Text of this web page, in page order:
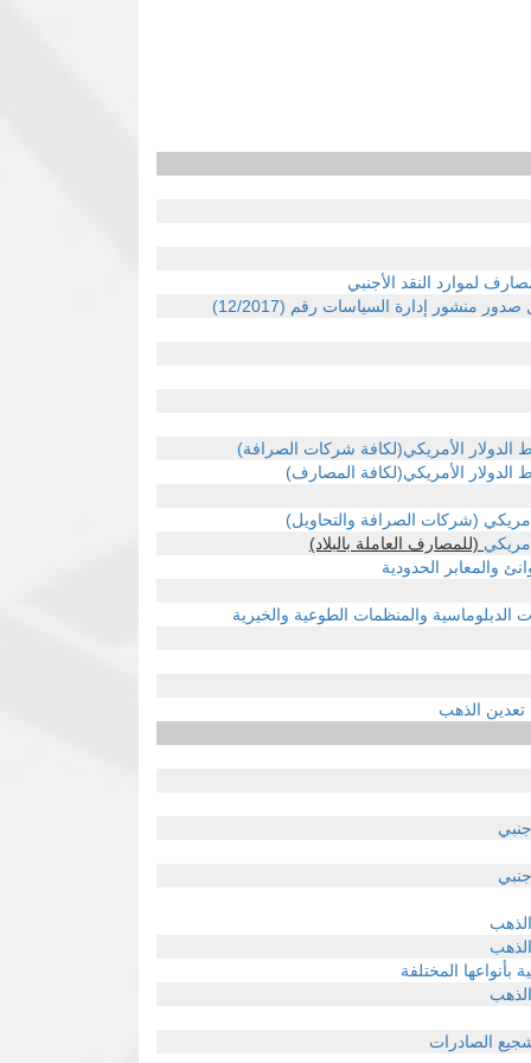
منشور إدارة السياسات رقم (12/2017)
الدولار الأمريكي(لكافة شركات الصرافة)
الدولار الأمريكي(لكافة المصارف)
(شركات الصرافة والتحاويل)
(للمصارف العاملة بالبلاد)
والمعابر الحدودية
الدبلوماسية والمنظمات الطوعية والخيرية
تعدين الذهب
بأنواعها المختلفة
الصادرات